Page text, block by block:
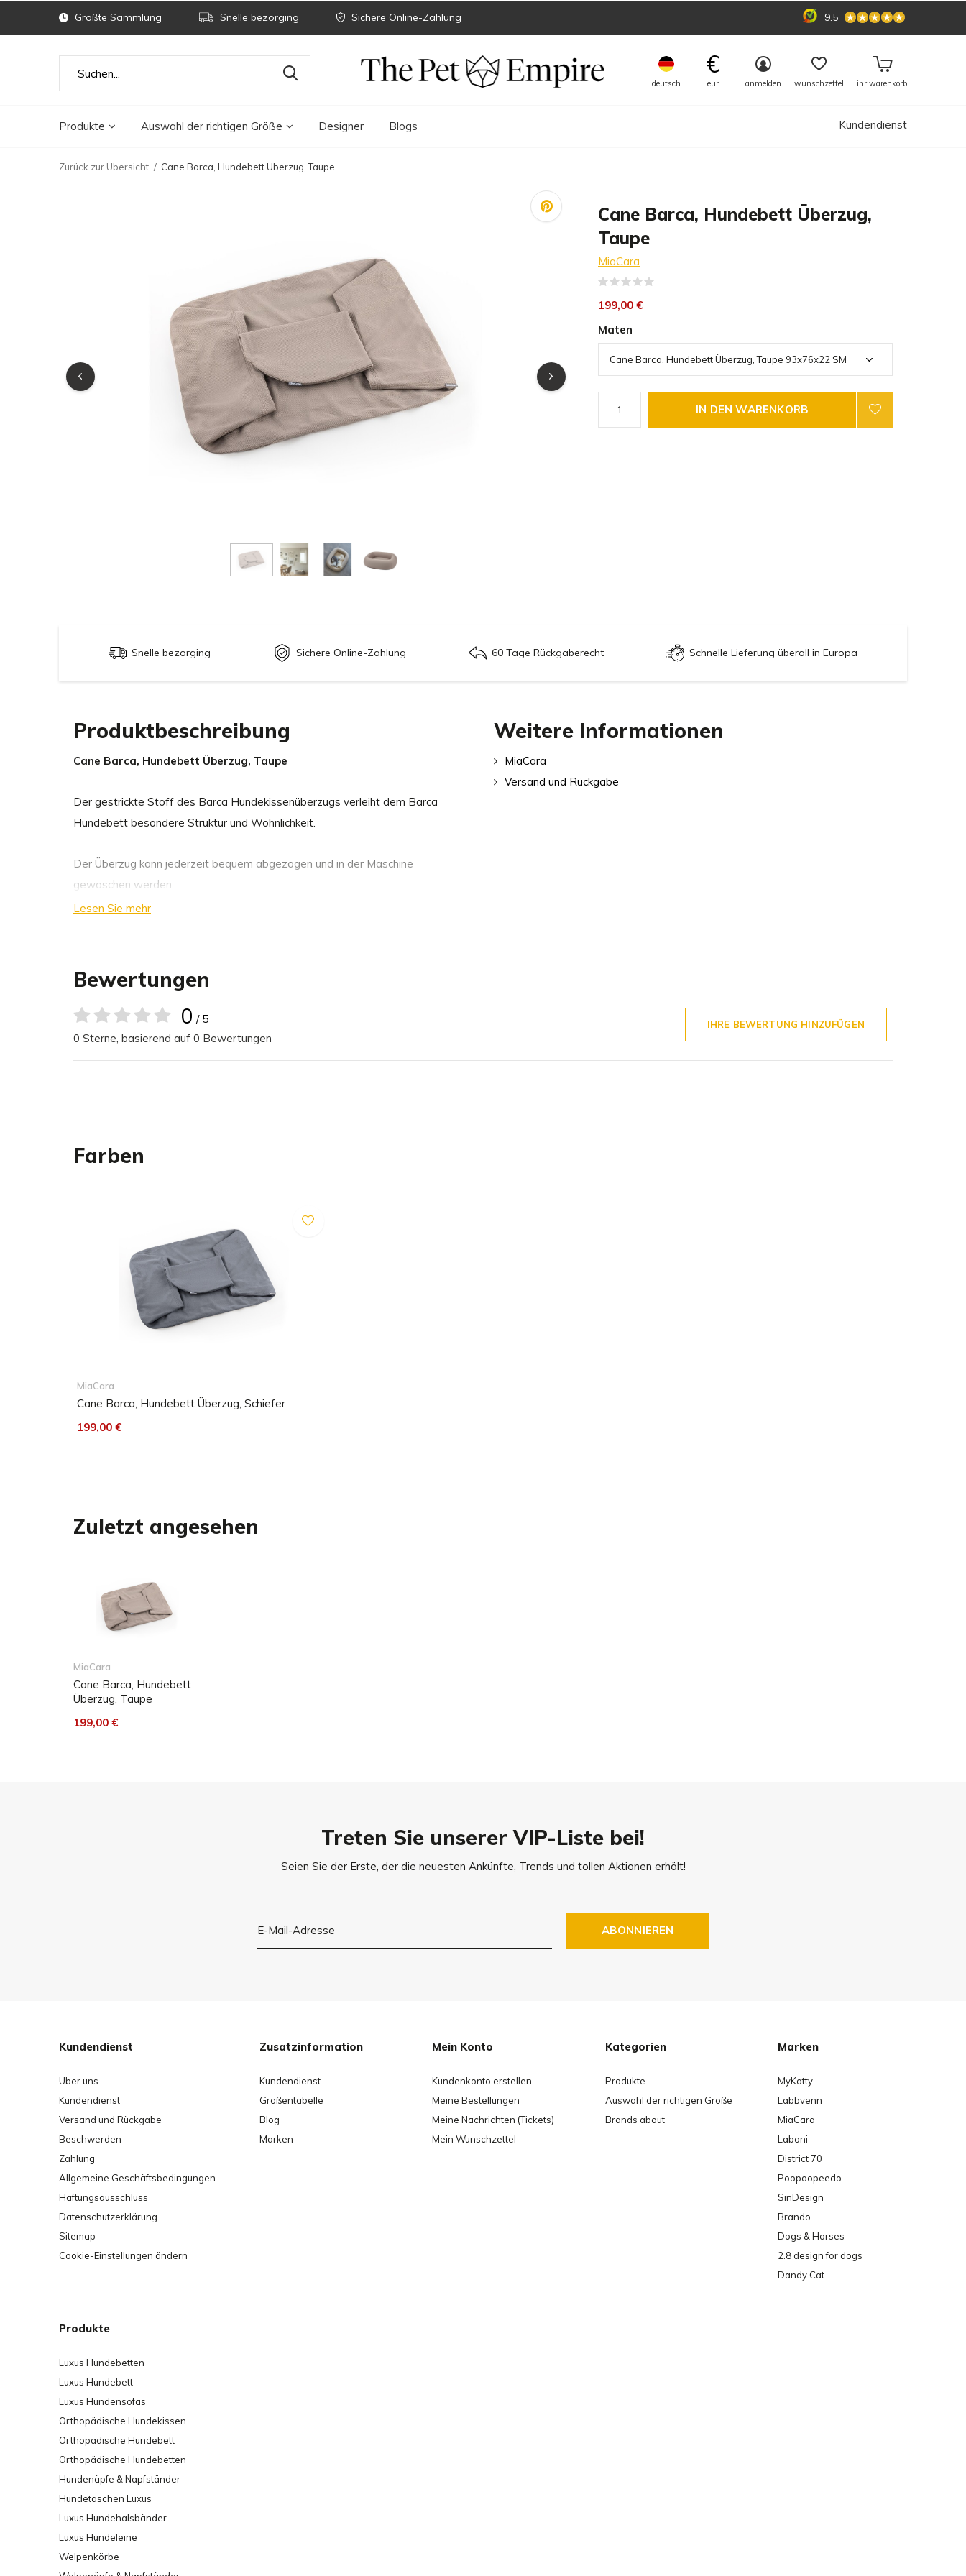
Produkte Auswahl der richtigen Größe Designer Blogs
deutsch
€
eur anmelden wunschzettel ihr warenkorb
Kundendienst
Größte Sammlung Snelle bezorging Sichere Online-Zahlung 9.5
Zurück zur Übersicht Cane Barca, Hundebett Überzug, Taupe
Cane Barca, Hundebett Überzug,
Taupe
MiaCara
199,00 €
Maten
IN DEN WARENKORB
Snelle bezorging Sichere Online-Zahlung 60 Tage Rückgaberecht Schnelle Lieferung überall in Europa
Produktbeschreibung
Cane Barca, Hundebett Überzug, Taupe
Der gestrickte Stoff des Barca Hundekissenüberzugs verleiht dem Barca
Hundebett besondere Struktur und Wohnlichkeit.
Der Überzug kann jederzeit bequem abgezogen und in der Maschine
gewaschen werden.
der Lufttrocknen und bügel ihn falls nötig auf links auf niedriger Stufe.
Der Stoff ist robust und strapazierfähig. Bitte beachte jedoch, dass durch
Polsterbürste Ihres Staubsaugers ab.
Lesen Sie mehr
Weitere Informationen
MiaCara
Versand und Rückgabe
Bewertungen
0 / 5
0 Sterne, basierend auf 0 Bewertungen
IHRE BEWERTUNG HINZUFÜGEN
Farben
MiaCara
Cane Barca, Hundebett Überzug, Schiefer
199,00 €
Zuletzt angesehen
MiaCara
Cane Barca, Hundebett
Überzug, Taupe
199,00 €
Treten Sie unserer VIP-Liste bei!
Seien Sie der Erste, der die neuesten Ankünfte, Trends und tollen Aktionen erhält!
ABONNIEREN
Kundendienst
Über uns
Kundendienst
Versand und Rückgabe
Beschwerden
Zahlung
Allgemeine Geschäftsbedingungen
Haftungsausschluss
Datenschutzerklärung
Sitemap
Cookie-Einstellungen ändern
Zusatzinformation
Kundendienst
Größentabelle
Blog
Marken
Mein Konto
Kundenkonto erstellen
Meine Bestellungen
Meine Nachrichten (Tickets)
Mein Wunschzettel
Kategorien
Produkte
Auswahl der richtigen Größe
Brands about
Marken
MyKotty
Labbvenn
MiaCara
Laboni
District 70
Poopoopeedo
SinDesign
Brando
Dogs & Horses
2.8 design for dogs
Dandy Cat
Produkte
Luxus Hundebetten
Luxus Hundebett
Luxus Hundensofas
Orthopädische Hundekissen
Orthopädische Hundebett
Orthopädische Hundebetten
Hundenäpfe & Napfständer
Hundetaschen Luxus
Luxus Hundehalsbänder
Luxus Hundeleine
Welpenkörbe